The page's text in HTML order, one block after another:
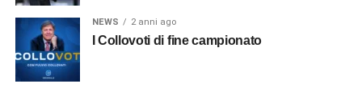
NEWS 2 anni ago
I Collovoti di fine campionato